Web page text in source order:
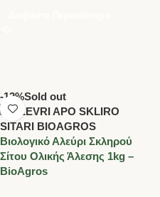
-12%Sold out
Βιολογικό Αλεύρι Σκληρού
Σίτου Ολικής Άλεσης 1kg –
BioAgros